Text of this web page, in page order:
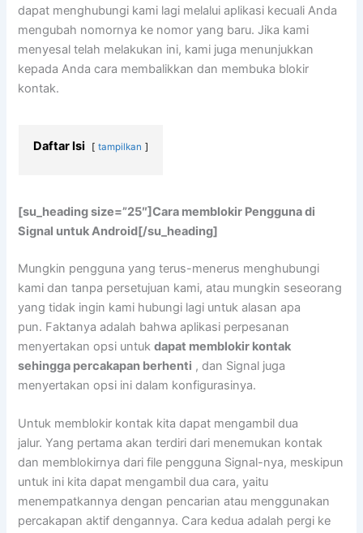
dapat menghubungi kami lagi melalui aplikasi kecuali Anda
mengubah nomornya ke nomor yang baru. Jika kami
menyesal telah melakukan ini, kami juga menunjukkan
kepada Anda cara membalikkan dan membuka blokir
kontak.
Daftar Isi tampilkan
[su_heading size=”25″]Cara memblokir Pengguna di
Signal untuk Android[/su_heading]
Mungkin pengguna yang terus-menerus menghubungi
kami dan tanpa persetujuan kami, atau mungkin seseorang
yang tidak ingin kami hubungi lagi untuk alasan apa
pun. Faktanya adalah bahwa aplikasi perpesanan
menyertakan opsi untukdapat memblokir kontak
sehingga percakapan berhenti , dan Signal juga
menyertakan opsi ini dalam konfigurasinya.
Untuk memblokir kontak kita dapat mengambil dua
jalur. Yang pertama akan terdiri dari menemukan kontak
dan memblokirnya dari file pengguna Signal-nya, meskipun
untuk ini kita dapat mengambil dua cara, yaitu
menempatkannya dengan pencarian atau menggunakan
percakapan aktif dengannya. Cara kedua adalah pergi ke